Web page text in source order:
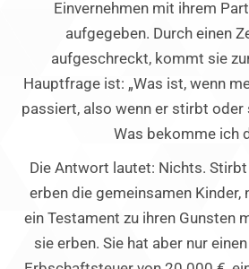
Einvernehmen mit ihrem
aufgegeben. Durch einen
aufgeschreckt, kommt sie
Hauptfrage ist: „Was ist, wenn
passiert, also wenn er stirbt oder
Was bekomme ich
Die Antwort lautet: Nichts. Stirbt
erben die gemeinsamen Kinder,
ein Testament zu ihren Gunsten
sie erben. Sie hat aber nur